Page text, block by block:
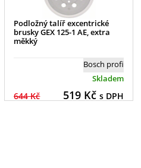
Podložný talíř excentrické
brusky GEX 125-1 AE, extra
měkký
Bosch profi
Skladem
644 Kč 519Kč s DPH